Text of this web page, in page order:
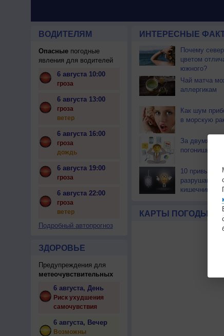
ВОДИТЕЛЯМ
Опасныепогодные
явления для водителей
6 августа 10:00
гроза
6 августа 13:00
гроза
ветер
6 августа 16:00
гроза
дождь
6 августа 19:00
гроза
6 августа 22:00
гроза
ветер
Подробный автопрогноз
ЗДОРОВЬЕ
Предупреждения для
метеочувствительных
6 августа, День
Риск ухудшения
самочувствия
6 августа, Вечер
Возможны
ИНТЕРЕСНЫЕ
Почему
цветом
южного?
Чай матча
аллергикам
Как шум
в морскую
За двумя
погонишься...
10 привычек,
разрушают
кишечника.
КАРТЫ ПОГОДЫ